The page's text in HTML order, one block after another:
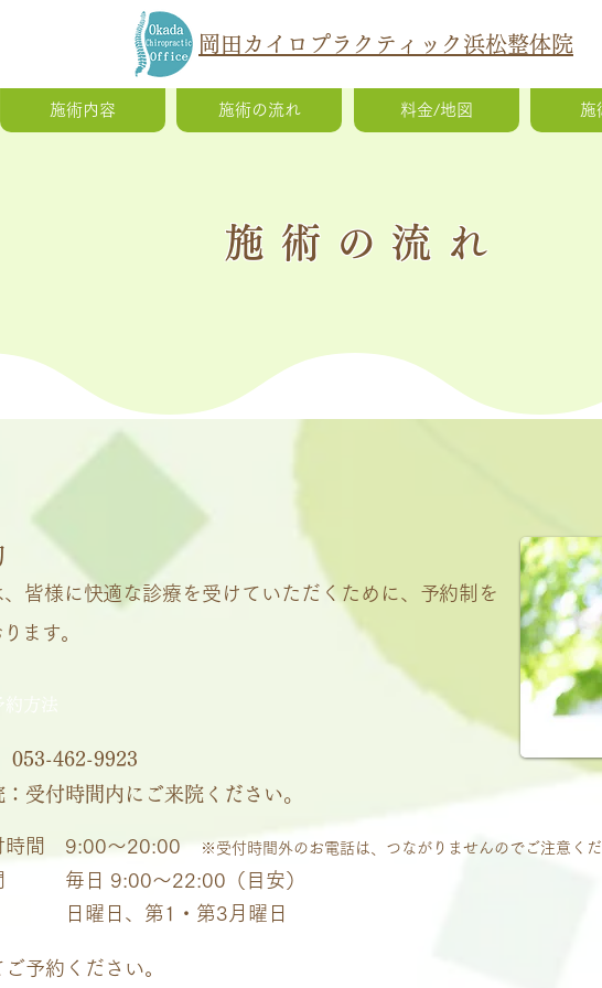
岡田カイロプラクティック浜松整体院
施術内容 施術の流れ 料金/地図 施
施術の流 れ
、皆様に快適な診療を受けていただくために、予約制を
ます。
約方法
053-462-9923
受付時間内にご来院ください。
時間 ※受付時間外のお電話は、つながりませんのでご注意く
9:00～20:00
毎日 9:00～22:00（目安）
日曜日、第1・第3月曜日
予約ください。